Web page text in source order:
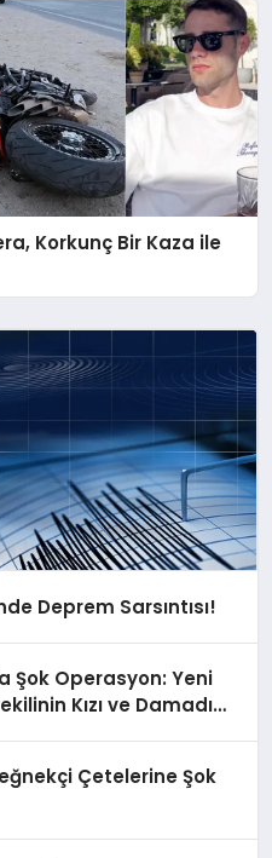
Korkunç Bir Kaza ile
Deprem Sarsıntısı!
Şok Operasyon: Yeni
Kızı ve Damadı
Çetelerine Şok